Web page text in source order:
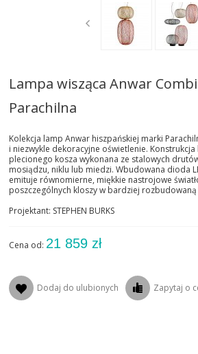
Lampa wisząca Anwar
Parachilna
Kolekcja lamp Anwar hiszpańskiej marki
i niezwykle dekoracyjne oświetlenie. Konstrukcja
plecionego kosza wykonana ze stalowych
mosiądzu, niklu lub miedzi. Wbudowana dioda
emituje równomierne, miękkie nastrojowe
poszczególnych kloszy w bardziej
Projektant: STEPHEN BURKS
Cena od: 21 859 zł
Dodaj do ulubionych Zapytaj o